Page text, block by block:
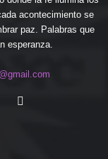
acontecimiento se
paz. Palabras que
esperanza.